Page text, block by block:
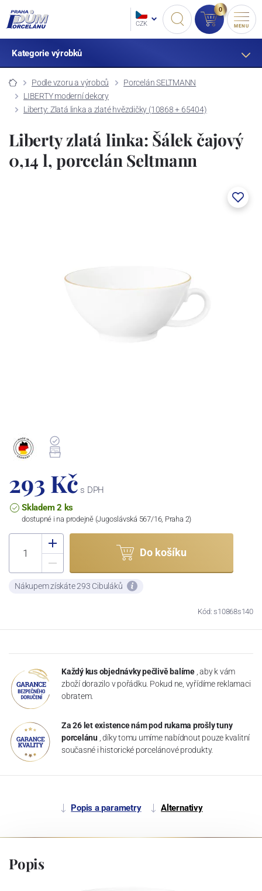
CZK
0
MENU
Kategorie výrobků
Podle vzoru a výrobců
Porcelán SELTMANN
LIBERTY moderní dekory
Liberty: Zlatá linka a zlaté hvězdičky (10868 + 65404)
Liberty zlatá linka: Šálek čajový
0,14 l, porcelán Seltmann
293 Kč s DPH
Skladem 2 ks
dostupné i na prodejně (Jugoslávská 567/16, Praha 2)
Do košíku
Nákupem získáte 293 Cibuláků
Kód: s10868s140
Každý kus objednávky pečlivě balíme , aby k vám
zboží dorazilo v pořádku. Pokud ne, vyřídíme reklamaci
obratem.
Za 26 let existence nám pod rukama prošly tuny
porcelánu , díky tomu umíme nabídnout pouze kvalitní
současné i historické porcelánové produkty.
Popis a parametry Alternativy
Popis